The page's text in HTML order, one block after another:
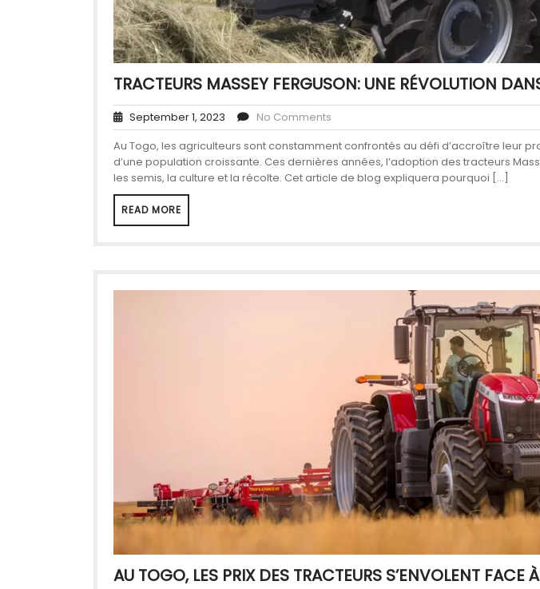
TRACTEURS MASSEY FERGUSON: UNE RÉVOLUTION
September 1, 2023
No Comments
Au Togo, les agriculteurs sont constamment confrontés au défi d’accroître leur
d’une population croissante. Ces dernières années, l’adoption des tracteurs
les semis, la culture et la récolte. Cet article de blog expliquera pourquoi […]
READ MORE
AU TOGO, LES PRIX DES TRACTEURS S’ENVOLENT